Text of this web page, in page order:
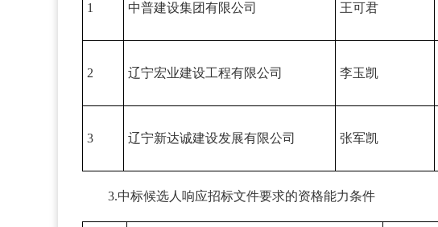
1 中普建设集团有限公司 王可君
2 辽宁宏业建设工程有限公司 李玉凯
3 辽宁新达诚建设发展有限公司 张军凯
3.中标候选人响应招标文件要求的资格能力条件